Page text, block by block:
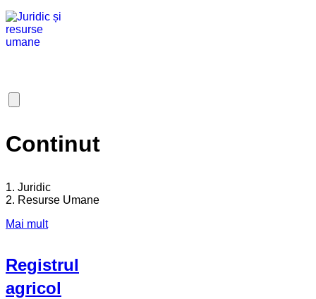
Continut
1. Juridic
2. Resurse Umane
Mai mult
Registrul
agricol